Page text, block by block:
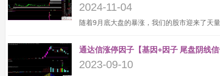
2024-11-04
通达信涨停因子【基因+因子 尾盘阴线
2023-09-10